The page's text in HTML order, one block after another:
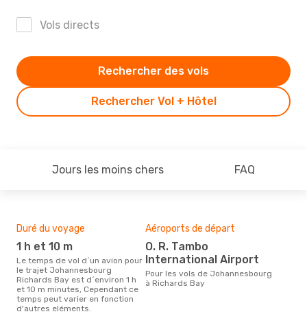
Vols directs
Rechercher Vol + Hôtel
Rechercher des vols
Jours les moins chers FAQ
Duré du voyage
1 h et 10 m
Le temps de vol d´un avion pour
le trajet Johannesbourg
Richards Bay est d´environ 1 h
et 10 m minutes, Cependant ce
temps peut varier en fonction
d'autres eléments.
Aéroports de départ
O. R. Tambo
International Airport
Pour les vols de Johannesbourg
à Richards Bay